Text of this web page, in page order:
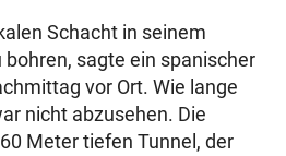
Schacht in seinem
sagte ein spanischer
vor Ort. Wie lange
nicht abzusehen. Die
Meter tiefen Tunnel, der